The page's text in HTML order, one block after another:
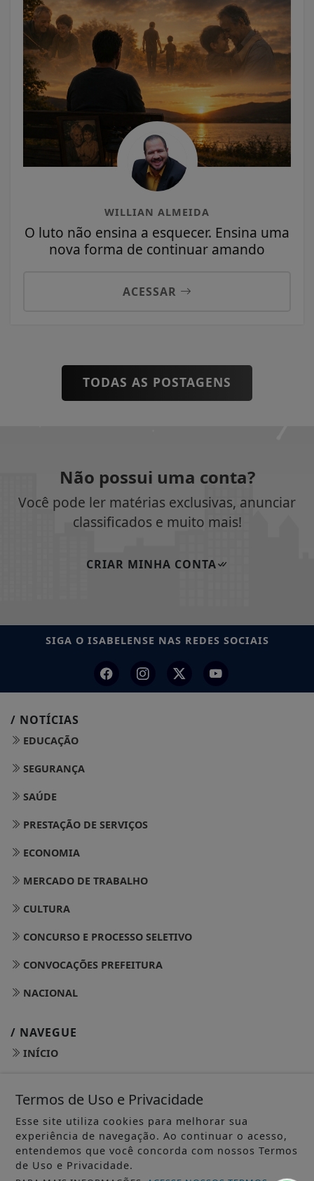
WILLIAN ALMEIDA
O luto não ensina a esquecer. Ensina uma
nova forma de continuar amando
ACESSAR
TODAS AS POSTAGENS
Não possui uma conta?
Você pode ler matérias exclusivas, anunciar
classificados e muito mais!
CRIAR MINHA CONTA
SIGA O ISABELENSE NAS REDES SOCIAIS
/ NOTÍCIAS
EDUCAÇÃO
SEGURANÇA
SAÚDE
PRESTAÇÃO DE SERVIÇOS
ECONOMIA
MERCADO DE TRABALHO
CULTURA
CONCURSO E PROCESSO SELETIVO
CONVOCAÇÕES PREFEITURA
NACIONAL
/ NAVEGUE
INÍCIO
PAINEL DO LEITOR
TERMOS DE USO E PRIVACIDADE
FAQ
Termos de Uso e Privacidade
Esse site utiliza cookies para melhorar sua
experiência de navegação. Ao continuar o acesso,
entendemos que você concorda com nossos Termos
de Uso e Privacidade.